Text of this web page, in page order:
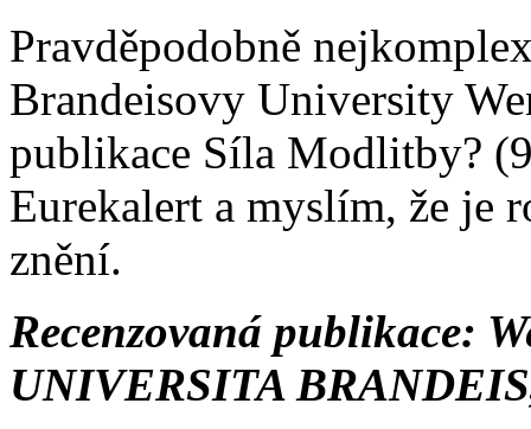
Pravděpodobně
Brandeisovy University
publikace Síla Modlitby?
Eurekalert a myslím, že je
znění.
Recenzovaná publikace:
UNIVERSITA